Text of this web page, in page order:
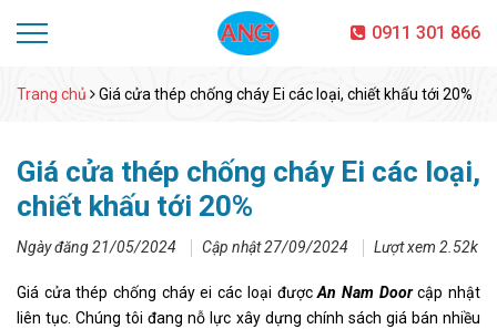
0911 301 866
Trang chủ Giá cửa thép chống cháy Ei các loại, chiết khấu tới 20%
Giá cửa thép chống cháy Ei các loại,
chiết khấu tới 20%
Ngày đăng 21/05/2024 Cập nhật 27/09/2024 Lượt xem 2.52k
Giá cửa thép chống cháy ei các loại đượcAn Nam Doorcập nhật
liên tục. Chúng tôi đang nỗ lực xây dựng chính sách giá bán nhiều